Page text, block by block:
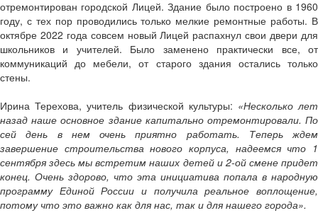
отремонтирован городской Лицей. Здание было построено в 1960
году, с тех пор проводились только мелкие ремонтные работы. В
октябре 2022 года совсем новый Лицей распахнул свои двери для
школьников и учителей. Было заменено практически все, от
коммуникаций до мебели, от старого здания остались только
стены.
Ирина Терехова, учитель физической культуры: «Несколько лет
назад наше основное здание капитально отремонтировали. По
сей день в нем очень приятно работать. Теперь ждем
завершение строительства нового корпуса, надеемся что 1
сентября здесь мы встретим наших детей и 2-ой смене придет
конец. Очень здорово, что эта инициатива попала в народную
программу Единой России и получила реальное воплощение,
потому что это важно как для нас, так и для нашего города».